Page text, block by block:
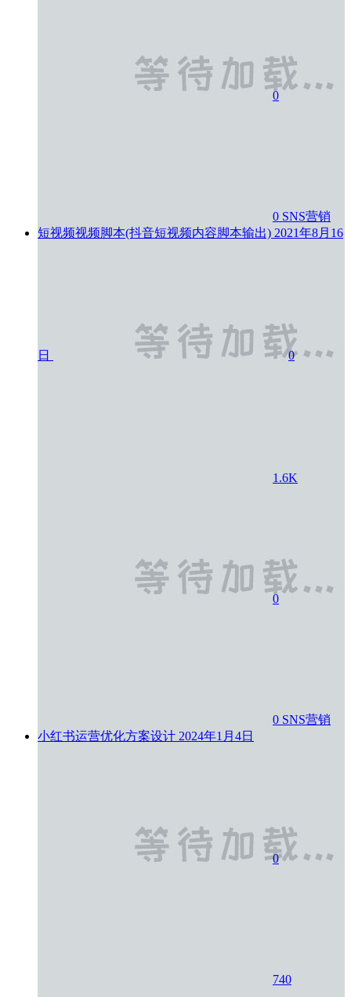
0
0 SNS营销
短视频视频脚本(抖音短视频内容脚本输出) 2021年8月16
日 0
1.6K
0
0 SNS营销
小红书运营优化方案设计 2024年1月4日
0
740